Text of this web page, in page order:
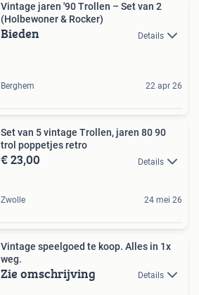
Vintage jaren '90 Trollen – Set van 2
(Holbewoner & Rocker)
Bieden Details
Berghem 22 apr 26
Set van 5 vintage Trollen, jaren 80 90
trol poppetjes retro
€ 23,00 Details
Zwolle 24 mei 26
Vintage speelgoed te koop. Alles in 1x
weg.
Zie omschrijving Details